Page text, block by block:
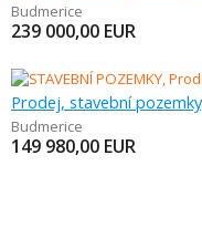
Budmerice
239 000,00 EUR
Prodej, stavební
Budmerice
149 980,00 EUR